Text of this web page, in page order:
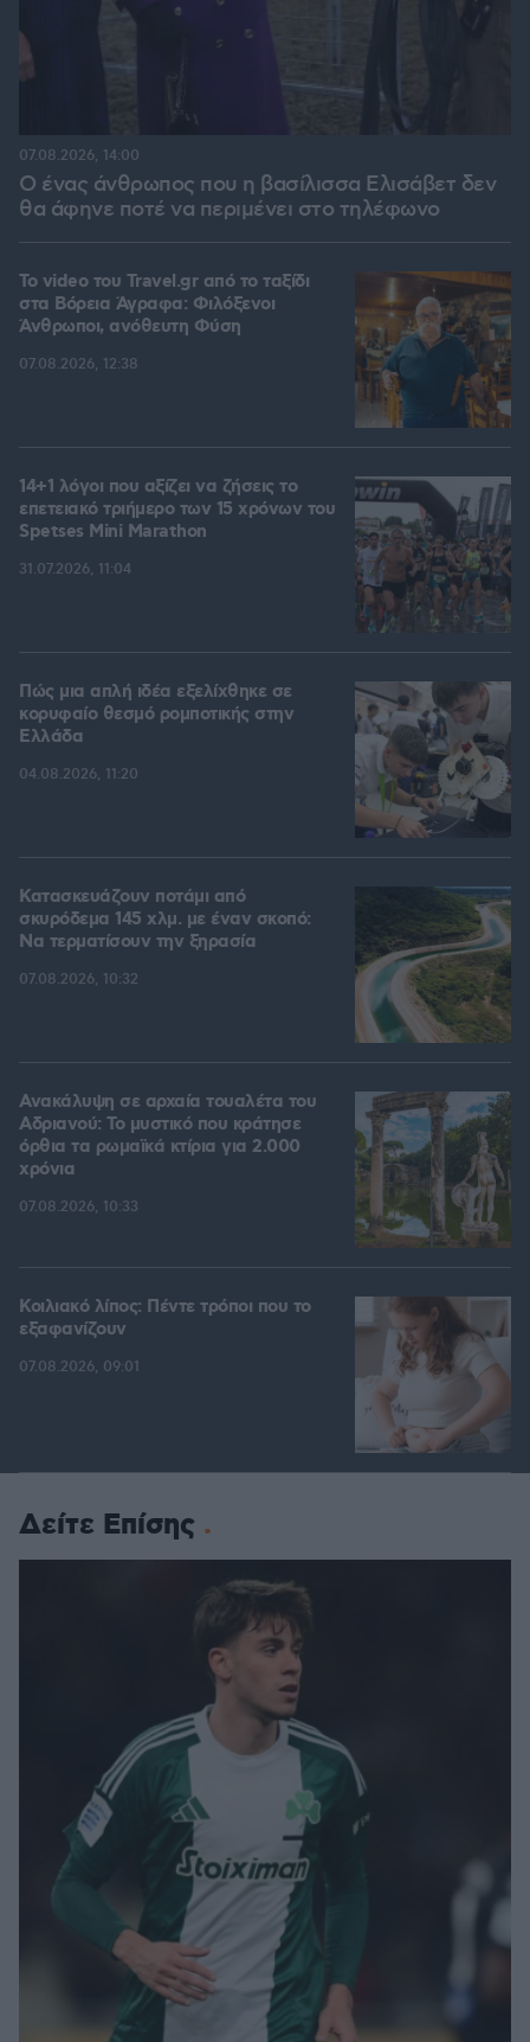
Ο ένας άνθρωπος που η βασίλισσα Ελισάβετ δεν
θα άφηνε ποτέ να περιμένει στο τηλέφωνο
07.08.2026, 14:00
To video του Travel.gr από το ταξίδι
στα Βόρεια Άγραφα: Φιλόξενοι
Άνθρωποι, ανόθευτη Φύση
07.08.2026, 12:38
14+1 λόγοι που αξίζει να ζήσεις το
επετειακό τριήμερο των 15 χρόνων του
Spetses Mini Marathon
31.07.2026, 11:04
Πώς μια απλή ιδέα εξελίχθηκε σε
κορυφαίο θεσμό ρομποτικής στην
Ελλάδα
04.08.2026, 11:20
Κατασκευάζουν ποτάμι από
σκυρόδεμα 145 χλμ. με έναν σκοπό:
Να τερματίσουν την ξηρασία
07.08.2026, 10:32
Ανακάλυψη σε αρχαία τουαλέτα του
Αδριανού: Το μυστικό που κράτησε
όρθια τα ρωμαϊκά κτίρια για 2.000
χρόνια
07.08.2026, 10:33
Κοιλιακό λίπος: Πέντε τρόποι που το
εξαφανίζουν
07.08.2026, 09:01
Δείτε Επίσης